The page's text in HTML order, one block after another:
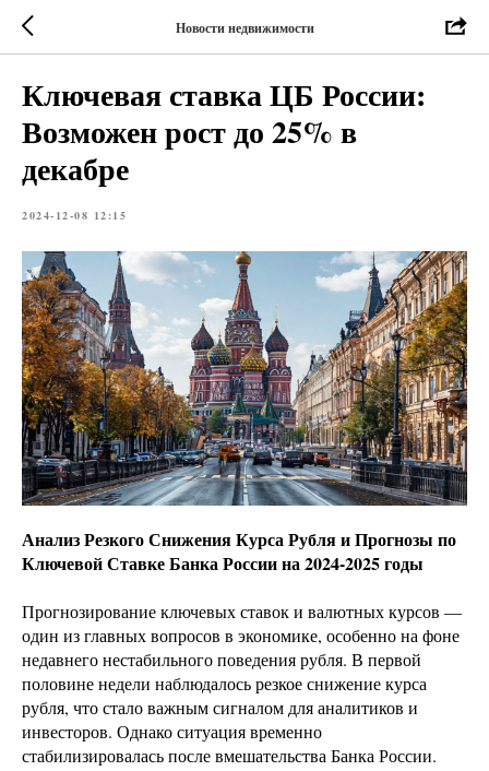
Новости недвижимости
Ключевая ставка ЦБ России:
Возможен рост до 25% в
декабре
2024-12-08 12:15
Анализ Резкого Снижения Курса Рубля и Прогнозы по
Ключевой Ставке Банка России на 2024-2025 годы
Прогнозирование ключевых ставок и валютных курсов —
один из главных вопросов в экономике, особенно на фоне
недавнего нестабильного поведения рубля. В первой
половине недели наблюдалось резкое снижение курса
рубля, что стало важным сигналом для аналитиков и
инвесторов. Однако ситуация временно
стабилизировалась после вмешательства Банка России.